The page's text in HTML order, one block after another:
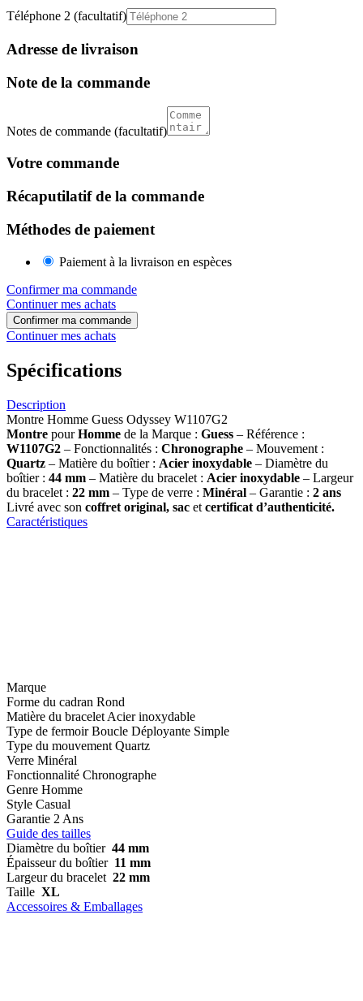
Téléphone 2 (facultatif)
Adresse de livraison
Note de la commande
Notes de commande (facultatif)
Votre commande
Récaputilatif de la commande
Méthodes de paiement
Paiement à la livraison en espèces
Confirmer ma commande
Continuer mes achats
Confirmer ma commande
Continuer mes achats
Spécifications
Description
Montre Homme Guess Odyssey W1107G2
Montre pourHomme de la Marque : Guess – Référence :
W1107G2 – Fonctionnalités : Chronographe – Mouvement :
Quartz – Matière du boîtier : Acier inoxydable – Diamètre du
boîtier : 44 mm – Matière du bracelet : Acier inoxydable – Largeur
du bracelet : 22 mm – Type de verre : Minéral – Garantie : 2 ans
Livré avec son coffret original, sac et certificat d’authenticité.
Caractéristiques
Marque
Forme du cadran Rond
Matière du bracelet Acier inoxydable
Type de fermoir Boucle Déployante Simple
Type du mouvement Quartz
Verre Minéral
Fonctionnalité Chronographe
Genre Homme
Style Casual
Garantie 2 Ans
Guide des tailles
Diamètre du boîtier 44 mm
Épaisseur du boîtier 11 mm
Largeur du bracelet 22 mm
Taille XL
Accessoires & Emballages